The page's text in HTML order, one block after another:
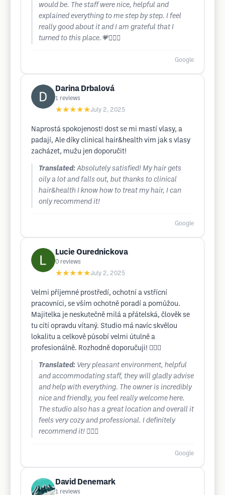
would be. The staff were nice, helpful and
explained everything to me step by step. I feel
really good about it and I am grateful that I
turned to this place.💗💆🏻‍♀️
Google
Darina Drbalová
1 reviews
★★★★★July 2, 2025
Naprostá spokojenost! dost se mi mastí vlasy, a
padají, Ale díky clinical hair&health vim jak s vlasy
zacházet, mužu jen doporučit!
Translated: Absolutely satisfied! My hair gets
oily a lot and falls out, but thanks to clinical
hair&health I know how to treat my hair, I can
only recommend it!
Google
Lucie Ourednickova
0 reviews
★★★★★July 2, 2025
Velmi příjemné prostředí, ochotní a vstřícní
pracovníci, se vším ochotně poradí a pomůžou.
Majitelka je neskutečně milá a přátelská, člověk se
tu cítí opravdu vítaný. Studio má navíc skvělou
lokalitu a celkově působí velmi útulně a
profesionálně. Rozhodně doporučuji! 💇‍♀️✨
Translated: Very pleasant environment, helpful
and accommodating staff, they will gladly advise
and help with everything. The owner is incredibly
nice and friendly, you feel really welcome here.
The studio also has a great location and overall it
feels very cozy and professional. I definitely
recommend it! 💇‍♀️✨
Google
David Denemark
1 reviews